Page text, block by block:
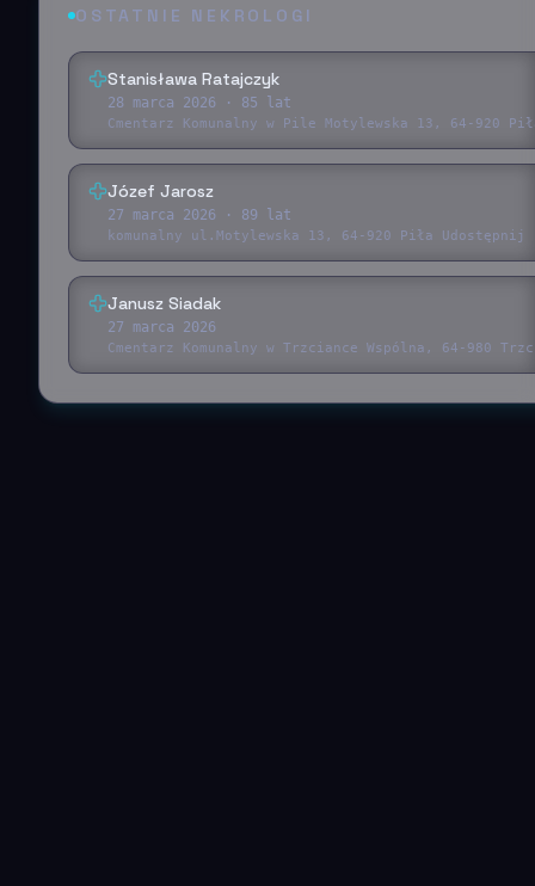
OSTATNIE NEKROLOGI
Stanisława Ratajczyk
28 marca 2026 · 85 lat
Cmentarz Komunalny w Pile Motylewska 13, 64-920
Józef Jarosz
27 marca 2026 · 89 lat
komunalny ul.Motylewska 13, 64-920 Piła
Janusz Siadak
27 marca 2026
Cmentarz Komunalny w Trzciance Wspólna, 64-980